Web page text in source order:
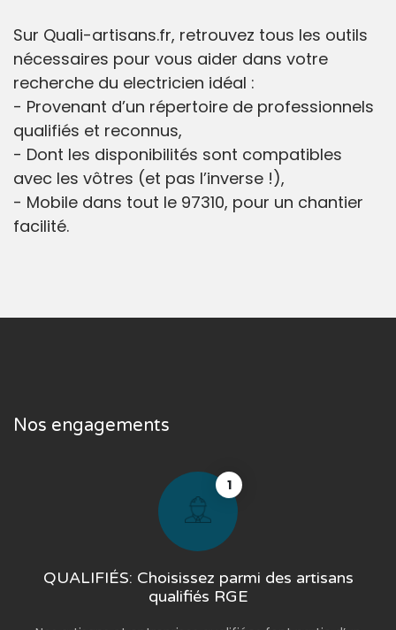
Sur Quali-artisans.fr, retrouvez tous les outils
nécessaires pour vous aider dans votre
recherche du electricien idéal :
- Provenant d’un répertoire de professionnels
qualifiés et reconnus,
- Dont les disponibilités sont compatibles
avec les vôtres (et pas l’inverse !),
- Mobile dans tout le 97310, pour un chantier
facilité.
Nos engagements
1
QUALIFIÉS: Choisissez parmi des artisans
qualifiés RGE